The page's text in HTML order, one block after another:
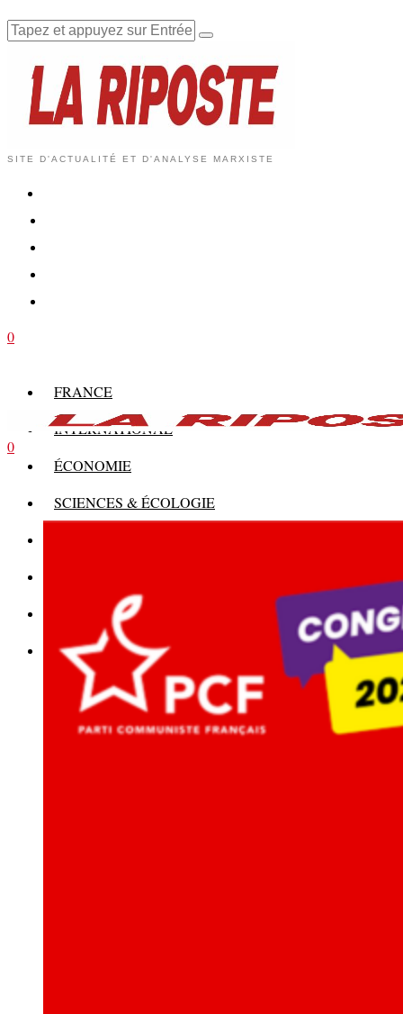
SITE D'ACTUALITÉ ET D'ANALYSE MARXISTE
0
FRANCE
INTERNATIONAL
ÉCONOMIE
SCIENCES & ÉCOLOGIE
CULTURE
MULTIMÉDIAS
0